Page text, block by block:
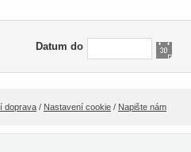
Datum do
doprava / Nastavení cookie / Napište nám